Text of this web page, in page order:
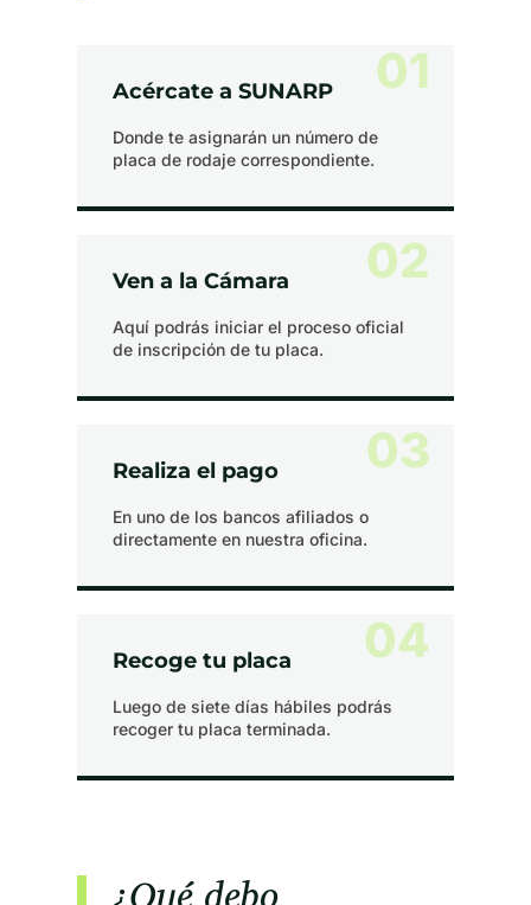
01
Acércate a SUNARP
Donde te asignarán un número de
placa de rodaje correspondiente.
02
Ven a la Cámara
Aquí podrás iniciar el proceso oficial
de inscripción de tu placa.
03
Realiza el pago
En uno de los bancos afiliados o
directamente en nuestra oficina.
04
Recoge tu placa
Luego de siete días hábiles podrás
recoger tu placa terminada.